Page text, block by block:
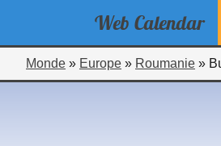
Web Calendar
Monde » Europe » Roumanie »